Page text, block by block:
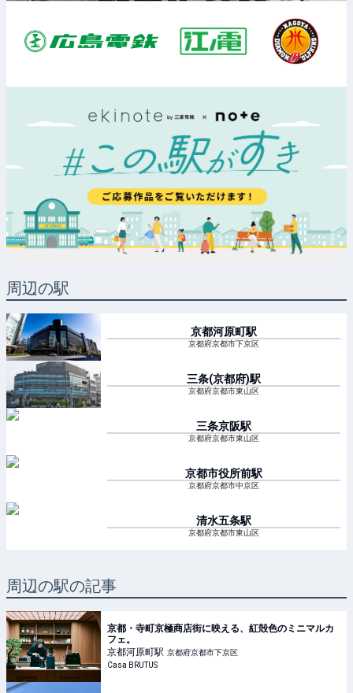
周辺の駅
京都河原町駅
京都府京都市下京区
三条(京都府)駅
京都府京都市東山区
三条京阪駅
京都府京都市東山区
京都市役所前駅
京都府京都市中京区
清水五条駅
京都府京都市東山区
周辺の駅の記事
京都・寺町京極商店街に映える、紅殻色のミニマルカ
フェ。
京都河原町駅 京都府京都市下京区
Casa BRUTUS